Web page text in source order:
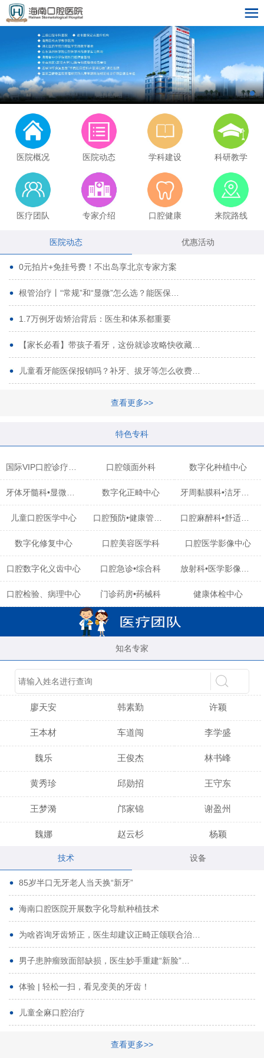
医院概况 医院动态 学科建设 科研教学
医疗团队 专家介绍 口腔健康 来院路线
医院动态 优惠活动
0元拍片+免挂号费！不出岛享北京专家方案
根管治疗丨“常规”和“显微”怎么选？能医保…
1.7万例牙齿矫治背后：医生和体系都重要
【家长必看】带孩子看牙，这份就诊攻略快收藏…
儿童看牙能医保报销吗？补牙、拔牙等怎么收费…
查看更多>>
特色专科
口腔颌面外科 数字化种植中心
数字化正畸中心 牙周黏膜科•洁牙中心
儿童口腔医学中心 口腔麻醉科•舒适化诊疗中心
数字化修复中心 口腔美容医学科 口腔医学影像中心
口腔数字化义齿中心 口腔急诊•综合科
口腔检验、病理中心 门诊药房•药械科 健康体检中心
知名专家
陈育玲 吴晓桃
廖天安 韩素勤 许颖
王本材 车道闯 李学盛
魏乐 王俊杰 林书峰
黄秀珍 邱勋招 王守东
王梦漪 邝家锦 谢盈州
魏娜 赵云杉 杨颖
黄启龙
代艳虹 林芳诚
曹香林 姜炳华
姚宗将 梁春晓
林夏羽 颜晶
路娜 商晔
周碧玲
技术 设备
85岁半口无牙老人当天换“新牙”
海南口腔医院开展数字化导航种植技术
为啥咨询牙齿矫正，医生却建议正畸正颌联合治…
男子患肿瘤致面部缺损，医生妙手重建“新脸”…
体验 | 轻松一扫，看见变美的牙齿！
儿童全麻口腔治疗
查看更多>>